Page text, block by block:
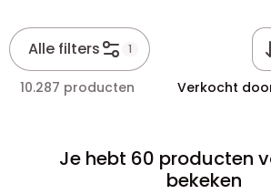
Alle filters 1
10.287 producten Verkocht
Je hebt 60 producten
bekeken